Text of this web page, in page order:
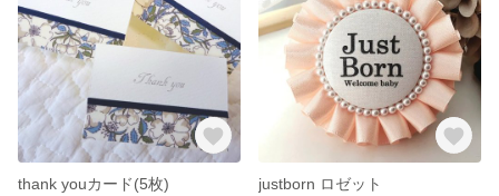
thank youカード(5枚)
justborn ロゼット